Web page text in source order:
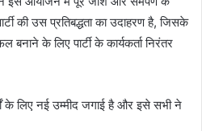
की उस प्रतिबद्धता का उदाहरण है, जिसके
के लिए पार्टी के कार्यकर्ता निरंतर
के लिए नई उम्मीद जगाई है और इसे सभी ने